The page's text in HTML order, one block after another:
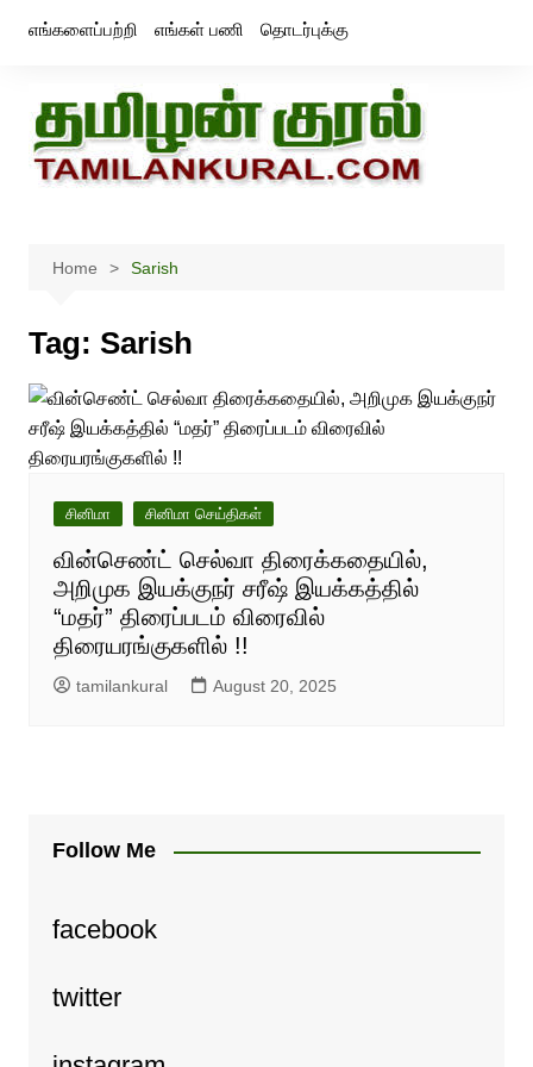
எங்களைப்பற்றி எங்கள் பணி தொடர்புக்கு
Home Sarish
Tag: Sarish
சினிமா சினிமா செய்திகள்
வின்செண்ட் செல்வா திரைக்கதையில்,
அறிமுக இயக்குநர் சரீஷ் இயக்கத்தில்
“மதர்” திரைப்படம் விரைவில்
திரையரங்குகளில் !!
tamilankural August 20, 2025
Follow Me
facebook
twitter